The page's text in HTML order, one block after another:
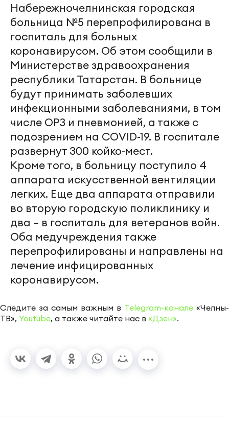
Набережночелнинская городская
больница №5 перепрофилирована в
госпиталь для больных
коронавирусом. Об этом сообщили в
Министерстве здравоохранения
республики Татарстан. В больнице
будут принимать заболевших
инфекционными заболеваниями, в том
числе ОРЗ и пневмонией, а также с
подозрением на COVID-19. В госпитале
развернут 300 койко-мест.
Кроме того, в больницу поступило 4
аппарата искусственной вентиляции
легких. Еще два аппарата отправили
во вторую городскую поликлинику и
два – в госпиталь для ветеранов войн.
Оба медучреждения также
перепрофилированы и направлены на
лечение инфицированных
коронавирусом.
Следите за самым важным в Telegram-канале «Челны-
ТВ», Youtube, а также читайте нас в «Дзен».